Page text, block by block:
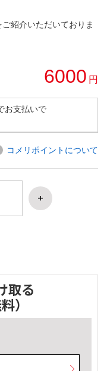
紹介いただいておりま
6000 円
お支払いで
コメリポイントについて
取る
）